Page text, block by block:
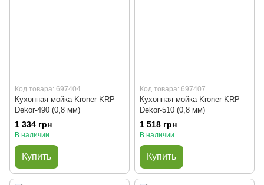
Код товара: 697404
Кухонная мойка Kroner KRP
Dekor-490 (0,8 мм)
1 334 грн
В наличии
Купить
Код товара: 697407
Кухонная мойка Kroner KRP
Dekor-510 (0,8 мм)
1 518 грн
В наличии
Купить